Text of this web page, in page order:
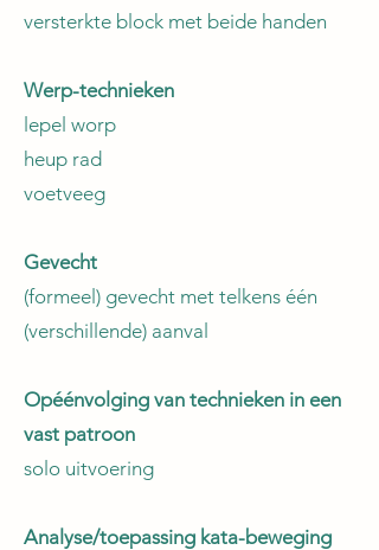
versterkte block met beide handen
Werp-technieken
lepel worp
heup rad
voetveeg
Gevecht
(formeel) gevecht met telkens één
(verschillende) aanval
Opéénvolging van technieken in een
vast patroon
solo uitvoering
Analyse/toepassing kata-beweging